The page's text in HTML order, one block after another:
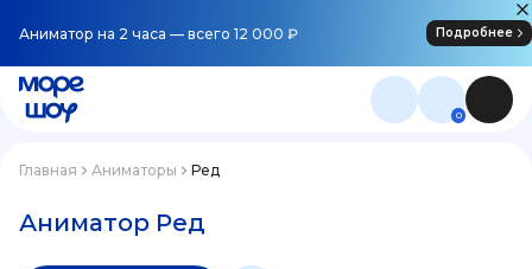
Аниматор на 2 часа — всего 12 000 ₽ Подробнее
0
Главная Аниматоры Ред
Аниматор Ред